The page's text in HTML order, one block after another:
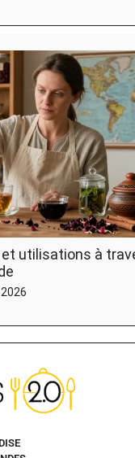
utilisations à